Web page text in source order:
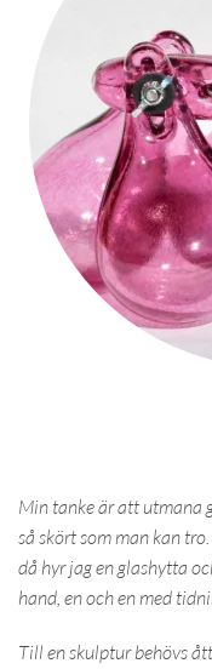
Min tanke är att utmana
så skört som man kan
då hyr jag en glashytta
hand, en och en med
Till en skulptur behövs